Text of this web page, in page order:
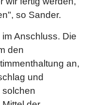
so Sander.
Anschluss. Die
den
an,
und
solchen